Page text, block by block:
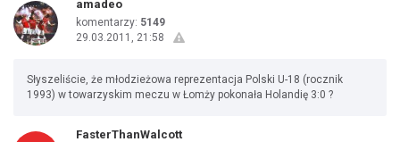
amadeo
komentarzy: 5149
29.03.2011, 21:58
Słyszeliście, że młodzieżowa reprezentacja Polski U-18 (rocznik
1993) w towarzyskim meczu w Łomży pokonała Holandię 3:0 ?
FasterThanWalcott